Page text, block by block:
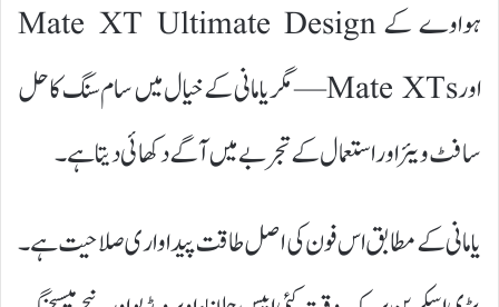
ہواوے کے Mate XT Ultimate Design
اور Mate XTs—مگر یامانی کے خیال میں سام سنگ کا حل
سافٹ ویئر اور استعمال کے تجربے میں آگے دکھائی دیتا ہے۔
یامانی کے مطابق اس فون کی اصل طاقت پیداواری صلاحیت ہے۔